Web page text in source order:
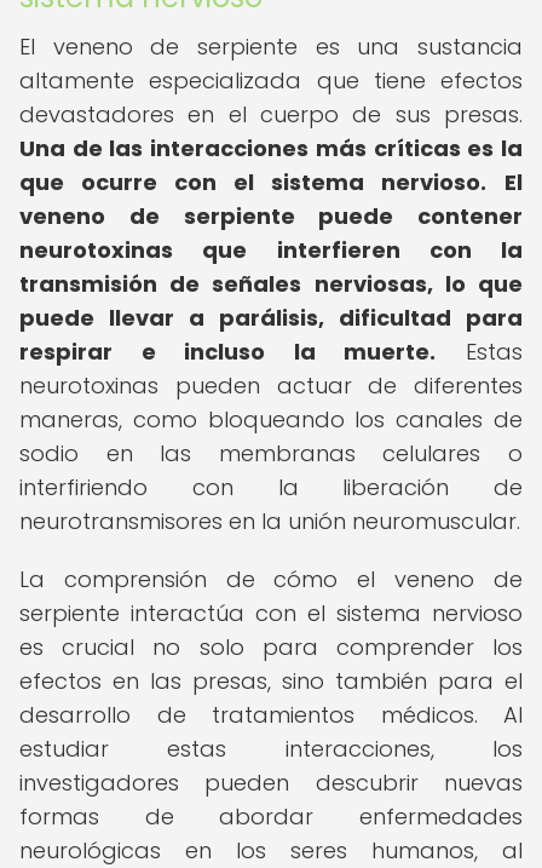
El veneno de serpiente es una sustancia
altamente especializada que tiene efectos
devastadores en el cuerpo de sus presas.
Una de las interacciones más críticas es la
que ocurre con el sistema nervioso.
El
veneno de serpiente puede contener
neurotoxinas que interfieren con la
transmisión de señales nerviosas, lo que
puede llevar a parálisis, dificultad para
respirar e incluso la muerte. Estas
neurotoxinas pueden actuar de diferentes
maneras, como bloqueando los canales de
sodio en las membranas celulares o
interfiriendo con la liberación de
neurotransmisores en la unión neuromuscular.
La comprensión de cómo el veneno de
serpiente interactúa con el sistema nervioso
es crucial no solo para comprender los
efectos en las presas, sino también para el
desarrollo de tratamientos médicos. Al
estudiar estas interacciones, los
investigadores pueden descubrir nuevas
formas de abordar enfermedades
neurológicas en los seres humanos, al